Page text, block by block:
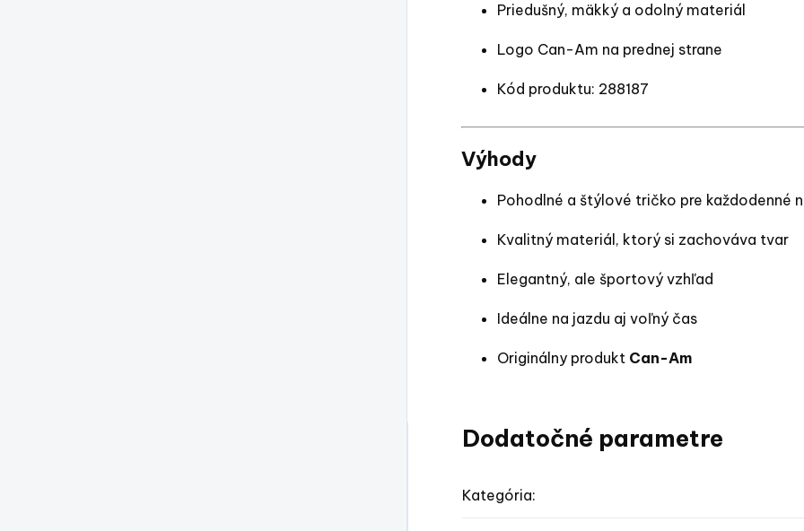
Priedušný, mäkký a odolný materiál
Logo Can-Am na prednej strane
Kód produktu: 288187
Výhody
Pohodlné a štýlové tričko pre každodenné
Kvalitný materiál, ktorý si zachováva tvar
Elegantný, ale športový vzhľad
Ideálne na jazdu aj voľný čas
Originálny produkt Can-Am
Dodatočné parametre
Kategória: